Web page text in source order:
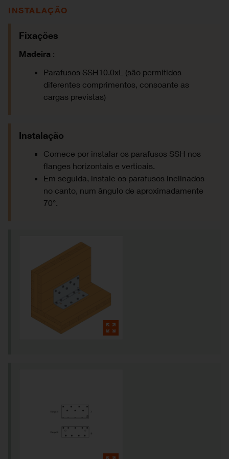
INSTALAÇÃO
Fixações
Madeira :
Parafusos SSH10.0xL (são permitidos
diferentes comprimentos, consoante as
cargas previstas)
Instalação
Comece por instalar os parafusos SSH nos
flanges horizontais e verticais.
Em seguida, instale os parafusos inclinados
no canto, num ângulo de aproximadamente
70°.